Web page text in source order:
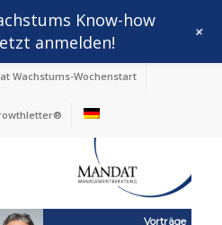
Wachstums-Wochenstart
Vorträge
Know-how
anmelden! +